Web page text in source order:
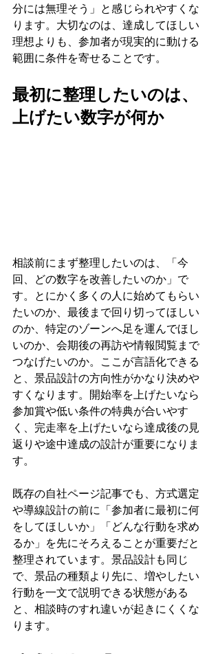
分には無理そう」と感じられやすくな
ります。大切なのは、達成してほしい
理想よりも、参加者が現実的に動ける
範囲に条件を寄せることです。
最初に整理したいのは、
上げたい数字が何か
相談前にまず整理したいのは、「今
回、どの数字を改善したいのか」で
す。とにかく多くの人に始めてもらい
たいのか、最後まで回り切ってほしい
のか、特定のゾーンへ足を運んでほし
いのか、会期後の再訪や情報閲覧まで
つなげたいのか。ここが言語化できる
と、景品設計の方向性がかなり決めや
すくなります。開始率を上げたいなら
参加賞や低い条件の特典が合いやす
く、完走率を上げたいなら達成後の見
返りや途中達成の設計が重要になりま
す。
既存の自社ページ記事でも、方式選定
や導線設計の前に「参加者に最初に何
をしてほしいか」「どんな行動を求め
るか」を先にそろえることが重要だと
整理されています。景品設計も同じ
で、景品の種類より先に、増やしたい
行動を一文で説明できる状態がある
と、相談時のすれ違いが起きにくくな
ります。